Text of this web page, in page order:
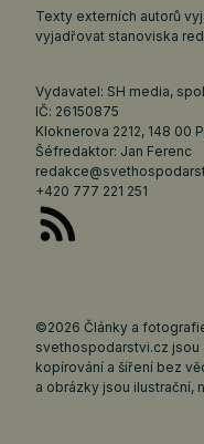
Texty externích autorů
vyjadřovat stanoviska
Vydavatel: SH media,
IČ: 26150875
Kloknerova 2212, 148 00
Šéfredaktor: Jan Ferenc
+420 777 221 251
©2026 Články a
svethospodarstvi.cz jsou
kopírování a šíření bez
a obrázky jsou ilustrační,